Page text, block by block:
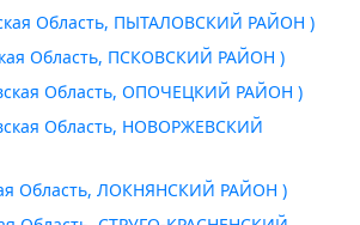
Область, ПЫТАЛОВСКИЙ РАЙОН )
Область, ПСКОВСКИЙ РАЙОН )
Область, ОПОЧЕЦКИЙ РАЙОН )
Область, НОВОРЖЕВСКИЙ
Область, ЛОКНЯНСКИЙ РАЙОН )